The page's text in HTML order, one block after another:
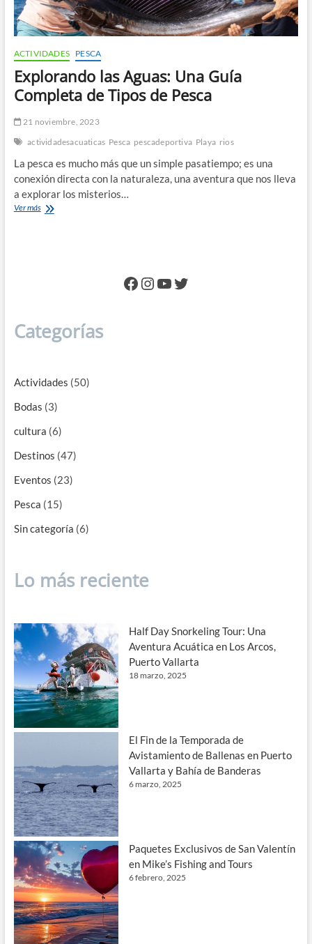
ACTIVIDADES PESCA
Explorando las Aguas: Una Guía
Completa de Tipos de Pesca
21 noviembre, 2023
actividadesacuaticas Pesca pescadeportiva Playa rios
La pesca es mucho más que un simple pasatiempo; es una
conexión directa con la naturaleza, una aventura que nos lleva
a explorar los misterios…
Ver másExplorando
Facebook
Instagram
YouTube
Twitter
Categorías
Actividades (50)
Bodas (3)
cultura (6)
Destinos (47)
Eventos (23)
Pesca (15)
Sin categoría (6)
Lo más reciente
Half Day Snorkeling Tour: Una
Aventura Acuática en Los Arcos,
Puerto Vallarta
18 marzo, 2025
El Fin de la Temporada de
Avistamiento de Ballenas en Puerto
Vallarta y Bahía de Banderas
6 marzo, 2025
Paquetes Exclusivos de San Valentín
en Mike’s Fishing and Tours
6 febrero, 2025